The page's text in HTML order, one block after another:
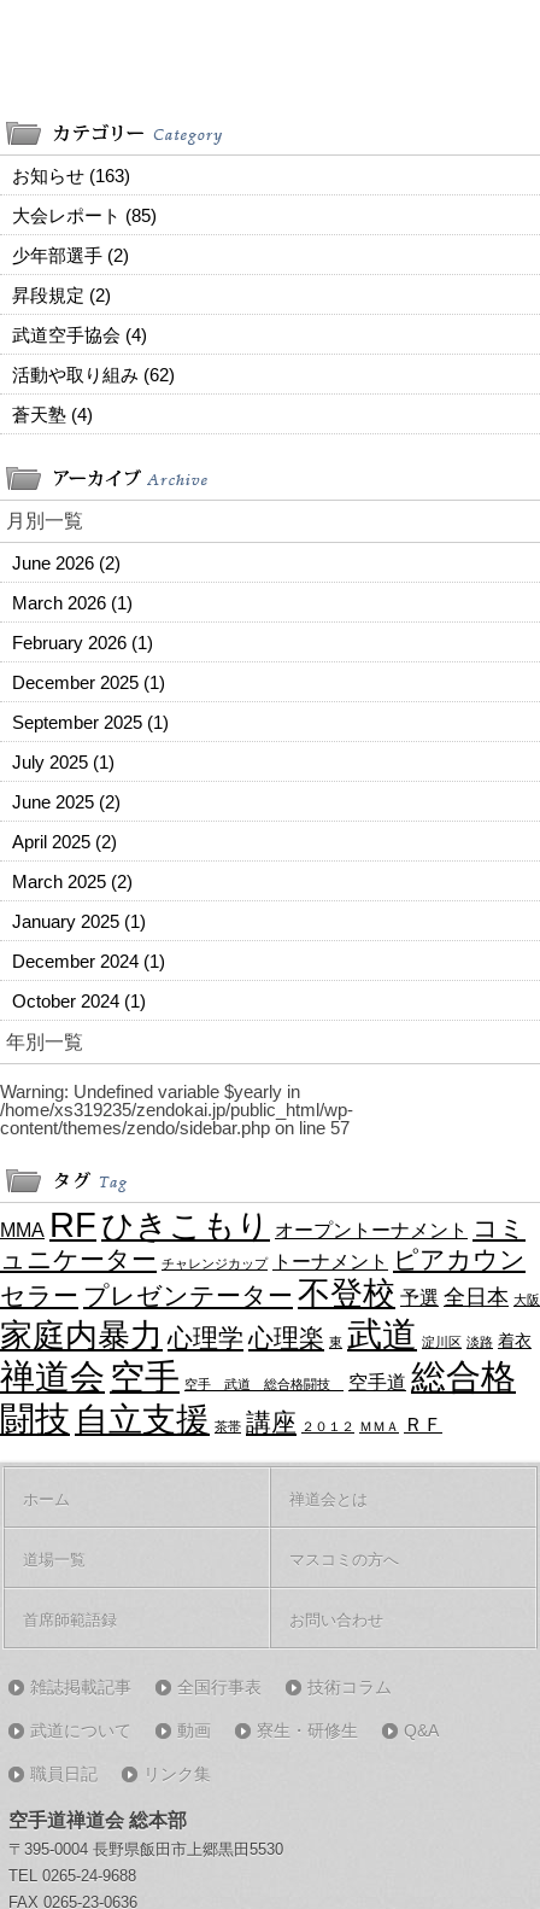
お知らせ (163)
大会レポート (85)
少年部選手 (2)
昇段規定 (2)
武道空手協会 (4)
活動や取り組み (62)
蒼天塾 (4)
月別一覧
June 2026 (2)
March 2026 (1)
February 2026 (1)
December 2025 (1)
September 2025 (1)
July 2025 (1)
June 2025 (2)
April 2025 (2)
March 2025 (2)
January 2025 (1)
December 2024 (1)
October 2024 (1)
年別一覧
Warning: Undefined variable $yearly in
/home/xs319235/zendokai.jp/public_html/wp-
content/themes/zendo/sidebar.php on line 57
MMA RFひきこもり オープントーナメント
コミ
ュニケーター チャレンジカップ トーナメント
ピアカウン
セラー プレゼンテーター 不登校 予選 全日本 大阪
家庭内暴力 心理学 心理楽 東 武道 淀川区 淡路 着衣
禅道会 空手 空手 武道 総合格闘技 空手道 総合格
闘技 自立支援 茶帯 講座 ２０１２ ＭＭＡ ＲＦ
ホーム 禅道会とは
道場一覧 マスコミの方へ
首席師範語録 お問い合わせ
雑誌掲載記事 全国行事表 技術コラム
武道について 動画 寮生・研修生 Q&A
職員日記 リンク集
空手道禅道会 総本部
〒395-0004 長野県飯田市上郷黒田5530
TEL 0265-24-9688
FAX 0265-23-0636